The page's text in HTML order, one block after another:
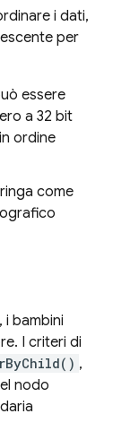
i dati,
per
essere
a 32 bit
ordine
come
, i bambini
I criteri di
,
nodo